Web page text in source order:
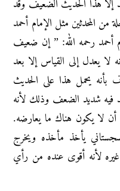
إلا هذا الحديث الضعيف وقد
المحدثين مثل الإمام أحمد
أحمد رحمه الله: ” إن ضعيف
يعدل إلى القياس إلا بعد
بأنه يحمل هذا على الحديث
فيه شديد الضعف وذلك لأنه
لا يكون هناك ما يعارضه.
يأخذ مأخذه ويخرج
لأنه أقوى عنده من رأي